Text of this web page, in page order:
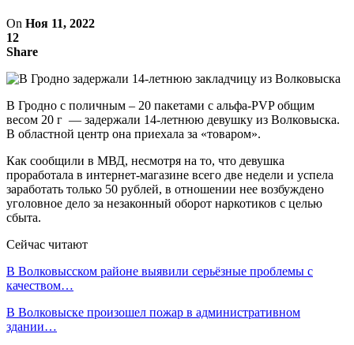
On Ноя 11, 2022
12
Share
В Гродно с поличным – 20 пакетами с альфа-PVP общим
весом 20 г — задержали 14-летнюю девушку из Волковыска.
В областной центр она приехала за «товаром».
Как сообщили в МВД, несмотря на то, что девушка
проработала в интернет-магазине всего две недели и успела
заработать только 50 рублей, в отношении нее возбуждено
уголовное дело за незаконный оборот наркотиков с целью
сбыта.
Сейчас читают
В Волковысском районе выявили серьёзные проблемы с
качеством…
В Волковыске произошел пожар в административном
здании…